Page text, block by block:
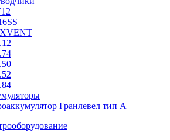
Гранлевел тип А